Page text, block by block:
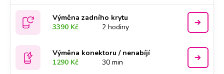
Výměna zadního krytu
3390 Kč
2 hodiny
Výměna konektoru / nenabíjí
1290 Kč
30 min